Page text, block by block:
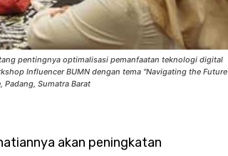
pentingnya optimalisasi pemanfaatan teknologi digital
Influencer BUMN dengan tema "Navigating the Future
Sumatra Barat
akan peningkatan